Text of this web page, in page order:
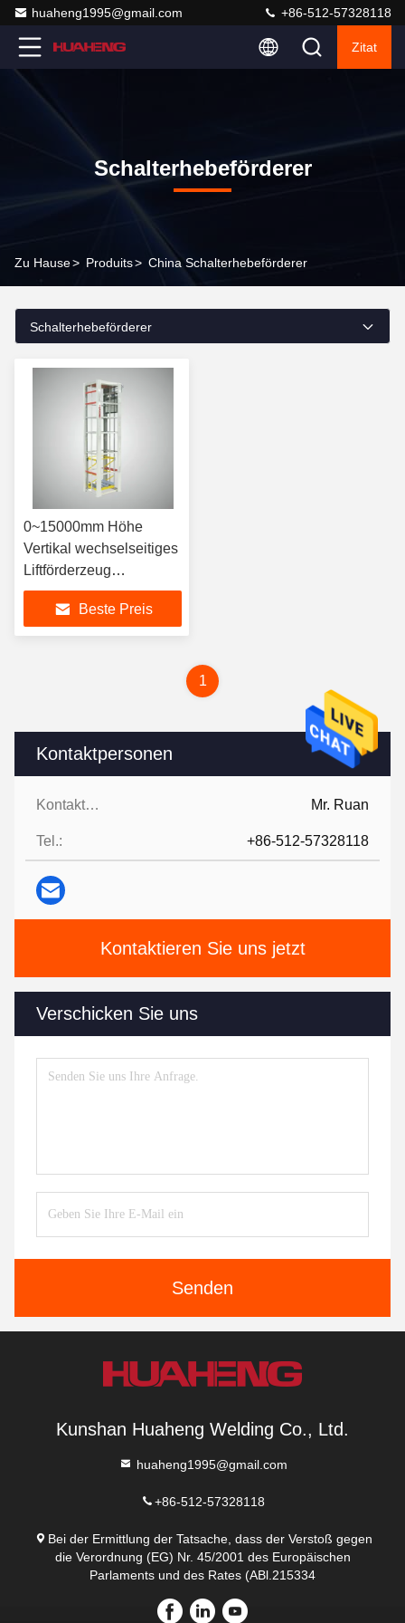
huaheng1995@gmail.com +86-512-57328118
Zitat
Schalterhebeförderer
Zu Hause> Produits> China Schalterhebeförderer
Kontaktpersonen
Kontaktpersonen: Mr. Ruan
Tel.: +86-512-57328118
Kontaktieren Sie uns jetzt
Verschicken Sie uns
Senden
Schalterhebeförderer
0~15000mm Höhe
Vertikal wechselseitiges
Liftförderzeug
Verschluss
Liftförderzeug
automatisch
Beste Preis
1
Kunshan Huaheng Welding Co., Ltd.
huaheng1995@gmail.com
+86-512-57328118
Bei der Ermittlung der Tatsache, dass der Verstoß gegen
die Verordnung (EG) Nr. 45/2001 des Europäischen
Parlaments und des Rates (ABl.215334